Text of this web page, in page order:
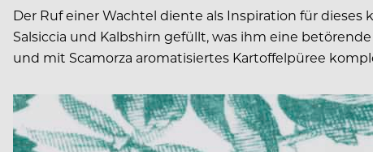
Der Ruf einer Wachtel diente als Inspiration für
Salsiccia und Kalbshirn gefüllt, was ihm eine
und mit Scamorza aromatisiertes Kartoffelpüree